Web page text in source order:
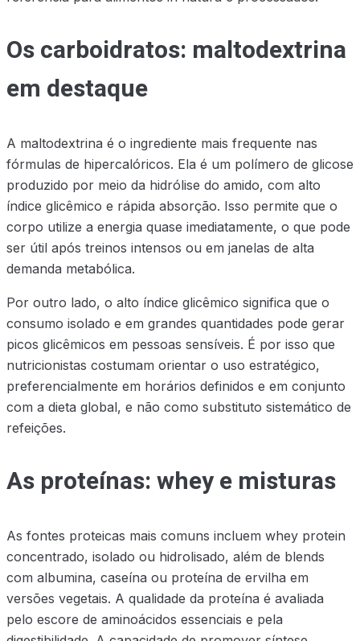
Os carboidratos: maltodextrina
em destaque
A maltodextrina é o ingrediente mais frequente nas
fórmulas de hipercalóricos. Ela é um polímero de glicose
produzido por meio da hidrólise do amido, com alto
índice glicêmico e rápida absorção. Isso permite que o
corpo utilize a energia quase imediatamente, o que pode
ser útil após treinos intensos ou em janelas de alta
demanda metabólica.
Por outro lado, o alto índice glicêmico significa que o
consumo isolado e em grandes quantidades pode gerar
picos glicêmicos em pessoas sensíveis. É por isso que
nutricionistas costumam orientar o uso estratégico,
preferencialmente em horários definidos e em conjunto
com a dieta global, e não como substituto sistemático de
refeições.
As proteínas: whey e misturas
As fontes proteicas mais comuns incluem whey protein
concentrado, isolado ou hidrolisado, além de blends
com albumina, caseína ou proteína de ervilha em
versões vegetais. A qualidade da proteína é avaliada
pelo escore de aminoácidos essenciais e pela